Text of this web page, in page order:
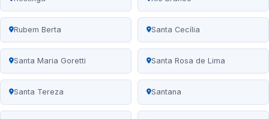
Rubem Berta Santa Cecília
Santa Maria Goretti Santa Rosa de Lima
Santa Tereza Santana